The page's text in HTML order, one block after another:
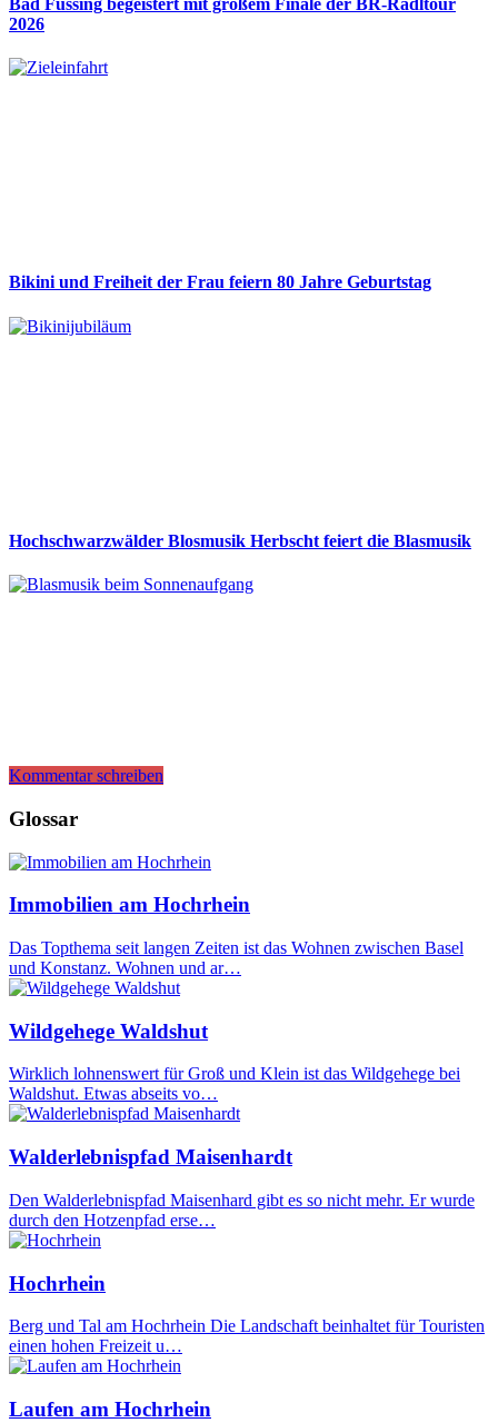
2026
Bikini und Freiheit der Frau feiern 80 Jahre Geburtstag
Hochschwarzwälder Blosmusik Herbscht feiert die Blasmusik
Kommentar schreiben
Glossar
Immobilien am Hochrhein
Das Topthema seit langen Zeiten ist das Wohnen zwischen Basel
und Konstanz. Wohnen und ar…
Wildgehege Waldshut
Wirklich lohnenswert für Groß und Klein ist das Wildgehege bei
Waldshut. Etwas abseits vo…
Walderlebnispfad Maisenhardt
Den Walderlebnispfad Maisenhard gibt es so nicht mehr. Er wurde
durch den Hotzenpfad erse…
Hochrhein
Berg und Tal am Hochrhein Die Landschaft beinhaltet für Touristen
einen hohen Freizeit u…
Laufen am Hochrhein